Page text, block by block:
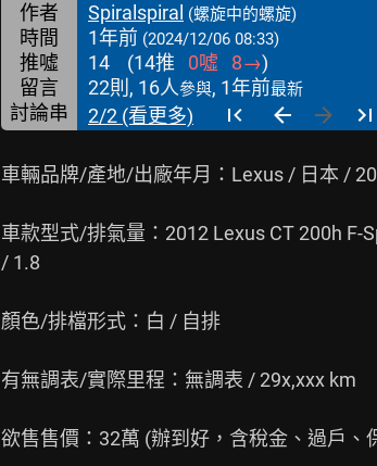
作者 Spiralspiral (螺旋中的螺旋)
時間 1年前 (2024/12/06 08:33)
推噓 14 (14推 0噓 8→)
留言
22則, 16人參與, 1年前最新
討論串 2/2 (看更多)
車輛品牌/產地/出廠年月：Lexus / 日本 /
車款型式/排氣量：2012 Lexus CT 200h F-
/ 1.8
顏色/排檔形式：白 / 自排
有無調表/實際里程：無調表 / 29x,xxx km
欲售售價：32萬 (辦到好，含稅金、過戶、